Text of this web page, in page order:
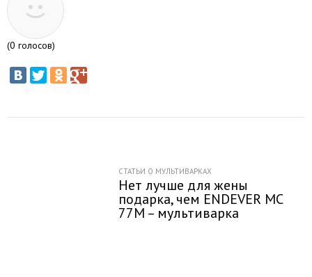
(0 голосов)
СТАТЬИ О МУЛЬТИВАРКАХ
Нет лучше для жены
подарка, чем ENDEVER MC
77M – мультиварка